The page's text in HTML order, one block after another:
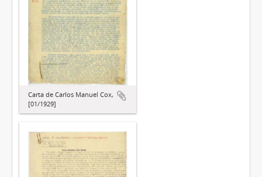
Carta de Carlos Manuel Cox,
[01/1929]